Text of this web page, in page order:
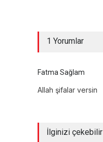
1 Yorumlar
Fatma Sağlam
Allah şifalar versin
İlginizi çekebilir